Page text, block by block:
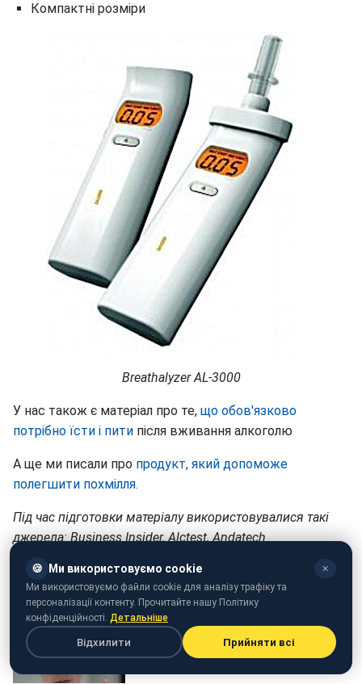
Компактні розміри
Breathalyzer AL-3000
У нас також є матеріал про те, що обов'язково
потрібно їсти і пити після вживання алкоголю
А ще ми писали про продукт, який допоможе
полегшити похмілля.
Під час підготовки матеріалу використовувалися такі
джерела: Business Insider, Alctest, Andatech.
🍪 Ми використовуємо cookie ✕
Ми використовуємо файли cookie для аналізу трафіку та
персоналізації контенту. Прочитайте нашу Політику
конфіденційності. Детальніше
Відхилити Прийняти всі